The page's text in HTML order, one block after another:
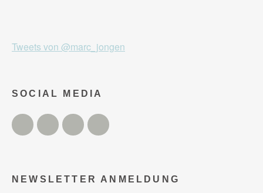
Tweets von @marc_jongen
SOCIAL MEDIA
Twitter FacebookInstagram
NEWSLETTER ANMELDUNG